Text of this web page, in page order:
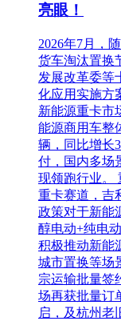
亮眼！
2026年7月，
货车淘汰置换
发展改革委等
化应用实施方
新能源重卡市
能源商用车整
辆，同比增长
付，国内多场
现领跑行业。
重卡赛道，吉
政策对于新能
醇电动+纯电
积极推动新能
城市置换等场
宗运输批量签
场再获批量订
启，及杭州老